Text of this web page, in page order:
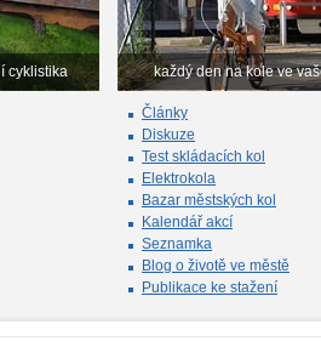
cyklistika každý den na kole ve
Články
Diskuze
Test skládacích kol
Elektrokola
Bazar městských kol
Kalendář akcí
Seznamka
Blog o životě ve městě
Publikace ke stažení